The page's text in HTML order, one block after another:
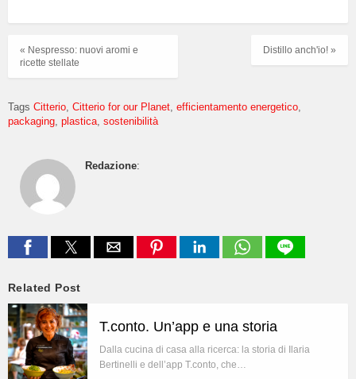
Distillo anch'io! »
« Nespresso: nuovi aromi e
ricette stellate
Tags Citterio Citterio for our Planet efficientamento energetico
packaging plastica sostenibilità
Redazione:
Related Post
T.conto. Un’app e una storia
Dalla cucina di casa alla ricerca: la storia di Ilaria
Bertinelli e dell’app T.conto, che…